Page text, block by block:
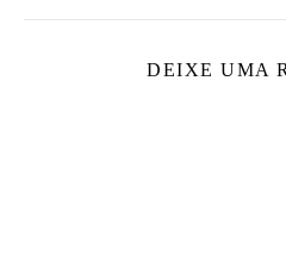
DEIXE UMA